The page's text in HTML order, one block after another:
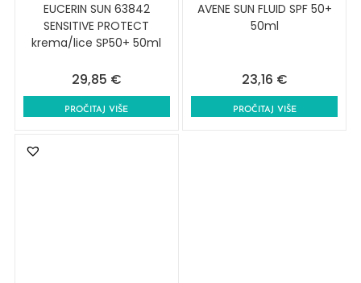
EUCERIN SUN 63842
SENSITIVE PROTECT
krema/lice SP50+ 50ml
29,85 €
PROČITAJ VIŠE
AVENE SUN FLUID SPF 50+
50ml
23,16 €
PROČITAJ VIŠE